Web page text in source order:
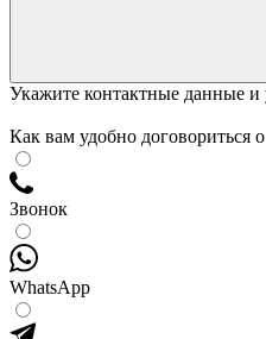
Укажите контактные данные и
Как вам удобно договориться
Звонок
WhatsApp